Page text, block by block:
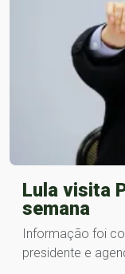
Lula visita
semana
Informação foi
presidente e